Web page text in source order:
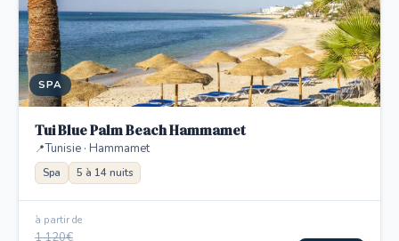
SPA
Tui Blue Palm Beach Hammamet
Tunisie · Hammamet
Spa 5 à 14 nuits
à partir de
1 120€